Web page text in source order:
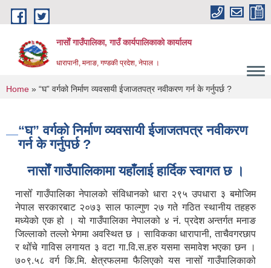
Skip to main content
नासाेँ गाउँपालिका, गाउँ कार्यपालिकाकाे कार्यालय
धारापानी, मनाङ, गण्डकी प्रदेश, नेपाल ।
You are here
Home » “घ” वर्गको निर्माण व्यवसायी ईजाजतपत्र नवीकरण गर्न के गर्नुपर्छ ?
“घ” वर्गको निर्माण व्यवसायी ईजाजतपत्र नवीकरण
गर्न के गर्नुपर्छ ?
नासाेँ गाउँपालिकामा यहाँलाई हार्दिक स्वागत छ ।
नासोँ गाउँपालिका नेपालको संविधानको धारा २९५ उपधारा ३ बमोजिम
नेपाल सरकारबाट २०७३ साल फाल्गुण २७ गते गठित स्थानीय तहहरु
मध्येको एक हो । यो गाउँपालिका नेपालको ४ नं. प्रदेश अन्तर्गत मनाङ
जिल्लाको तल्लो भेगमा अवस्थित छ । साविकका धारापानी‚ ताचैवगरछाप
र थोँचे गाविस लगायत ३ वटा गा.वि.स.हरु यसमा समावेश भएका छन ।
७०९.५८ वर्ग कि.मि. क्षेत्रफलमा फैलिएको यस नासोँ गाउँपालिकाको